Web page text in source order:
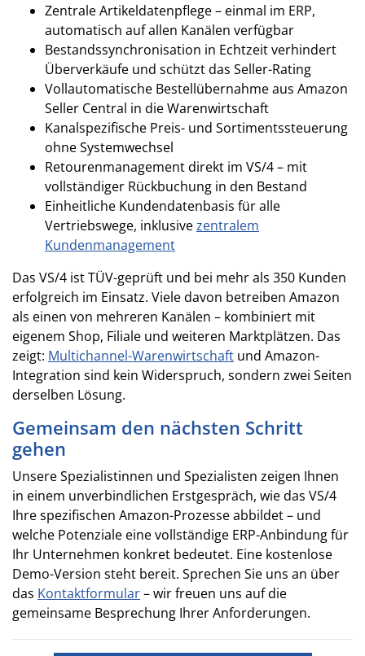
Zentrale Artikeldatenpflege – einmal im ERP,
automatisch auf allen Kanälen verfügbar
Bestandssynchronisation in Echtzeit verhindert
Überverkäufe und schützt das Seller-Rating
Vollautomatische Bestellübernahme aus Amazon
Seller Central in die Warenwirtschaft
Kanalspezifische Preis- und Sortimentssteuerung
ohne Systemwechsel
Retourenmanagement direkt im VS/4 – mit
vollständiger Rückbuchung in den Bestand
Einheitliche Kundendatenbasis für alle
Vertriebswege, inklusivezentralem
Kundenmanagement
Das VS/4 ist TÜV-geprüft und bei mehr als 350 Kunden
erfolgreich im Einsatz. Viele davon betreiben Amazon
als einen von mehreren Kanälen – kombiniert mit
eigenem Shop, Filiale und weiteren Marktplätzen. Das
zeigt: Multichannel-Warenwirtschaft und Amazon-
Integration sind kein Widerspruch, sondern zwei Seiten
derselben Lösung.
Gemeinsam den nächsten Schritt
gehen
Unsere Spezialistinnen und Spezialisten zeigen Ihnen
in einem unverbindlichen Erstgespräch, wie das VS/4
Ihre spezifischen Amazon-Prozesse abbildet – und
welche Potenziale eine vollständige ERP-Anbindung für
Ihr Unternehmen konkret bedeutet. Eine kostenlose
Demo-Version steht bereit. Sprechen Sie uns an über
das Kontaktformular– wir freuen uns auf die
gemeinsame Besprechung Ihrer Anforderungen.